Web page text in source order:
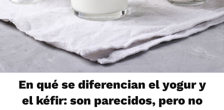
En qué se diferencian el yogur y
el kéfir: son parecidos, pero no